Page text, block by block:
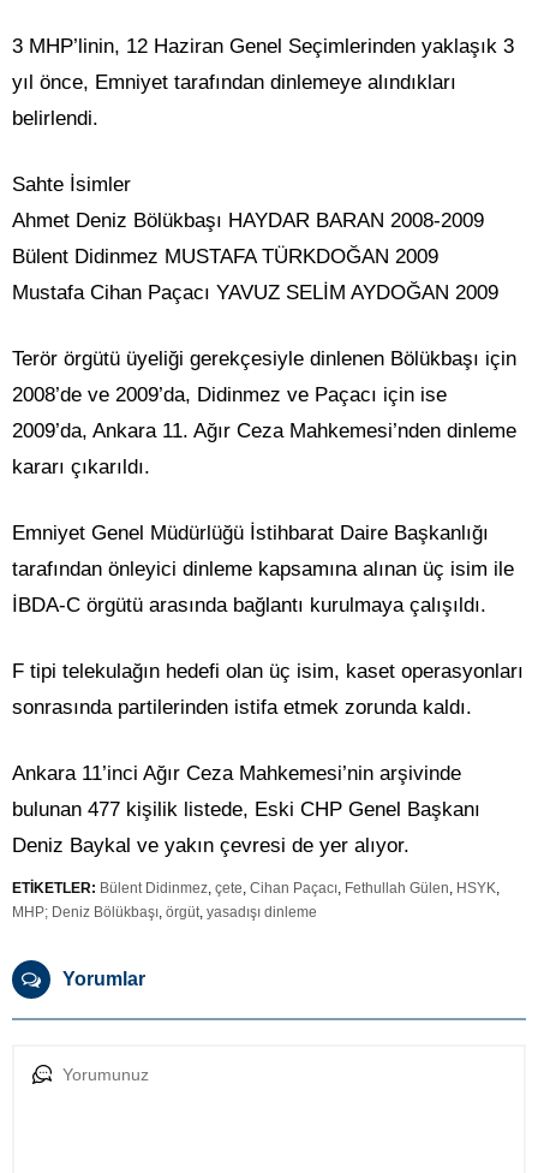
3 MHP’linin, 12 Haziran Genel Seçimlerinden yaklaşık 3
yıl önce, Emniyet tarafından dinlemeye alındıkları
belirlendi.
Sahte İsimler
Ahmet Deniz Bölükbaşı HAYDAR BARAN 2008-2009
Bülent Didinmez MUSTAFA TÜRKDOĞAN 2009
Mustafa Cihan Paçacı YAVUZ SELİM AYDOĞAN 2009
Terör örgütü üyeliği gerekçesiyle dinlenen Bölükbaşı için
2008’de ve 2009’da, Didinmez ve Paçacı için ise
2009’da, Ankara 11. Ağır Ceza Mahkemesi’nden dinleme
kararı çıkarıldı.
Emniyet Genel Müdürlüğü İstihbarat Daire Başkanlığı
tarafından önleyici dinleme kapsamına alınan üç isim ile
İBDA-C örgütü arasında bağlantı kurulmaya çalışıldı.
F tipi telekulağın hedefi olan üç isim, kaset operasyonları
sonrasında partilerinden istifa etmek zorunda kaldı.
Ankara 11’inci Ağır Ceza Mahkemesi’nin arşivinde
bulunan 477 kişilik listede, Eski CHP Genel Başkanı
Deniz Baykal ve yakın çevresi de yer alıyor.
ETİKETLER: Bülent Didinmez, çete, Cihan Paçacı, Fethullah Gülen, HSYK,
MHP; Deniz Bölükbaşı, örgüt, yasadışı dinleme
Yorumlar